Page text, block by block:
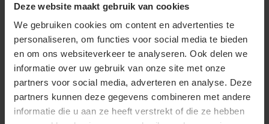
Deze website maakt gebruik van cookies
We gebruiken cookies om content en advertenties te
personaliseren, om functies voor social media te bieden
en om ons websiteverkeer te analyseren. Ook delen we
informatie over uw gebruik van onze site met onze
partners voor social media, adverteren en analyse. Deze
partners kunnen deze gegevens combineren met andere
informatie die u aan ze heeft verstrekt of die ze hebben
Geschikt voor dagelijks gebruik, werk en casual
wear
Onder voorbehoud van productveranderingen
Gerelateerde producten